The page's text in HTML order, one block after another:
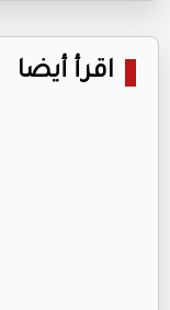
اقرأ أيضا